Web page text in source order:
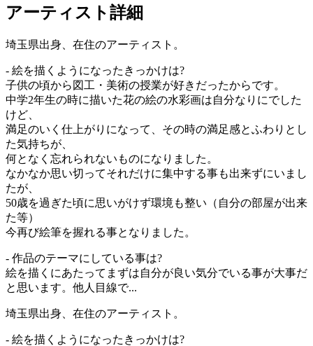
アーティスト詳細
埼玉県出身、在住のアーティスト。
- 絵を描くようになったきっかけは?
子供の頃から図工・美術の授業が好きだったからです。
中学2年生の時に描いた花の絵の水彩画は自分なりにでした
けど、
満足のいく仕上がりになって、その時の満足感とふわりとし
た気持ちが、
何となく忘れられないものになりました。
なかなか思い切ってそれだけに集中する事も出来ずにいまし
たが、
50歳を過ぎた頃に思いがけず環境も整い（自分の部屋が出来
た等）
今再び絵筆を握れる事となりました。
- 作品のテーマにしている事は?
絵を描くにあたってまずは自分が良い気分でいる事が大事だ
と思います。他人目線で...
埼玉県出身、在住のアーティスト。
- 絵を描くようになったきっかけは?